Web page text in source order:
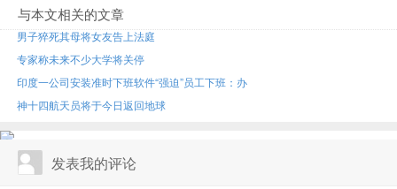
与本文相关的文章
男子猝死其母将女友告上法庭
专家称未来不少大学将关停
印度一公司安装准时下班软件“强迫”员工下班：办
神十四航天员将于今日返回地球
发表我的评论